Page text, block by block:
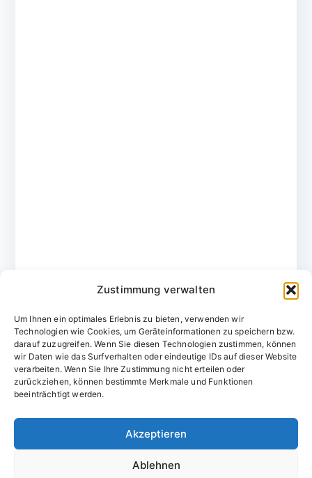
Zustimmung verwalten
Um Ihnen ein optimales Erlebnis zu bieten, verwenden wir
Technologien wie Cookies, um Geräteinformationen zu speichern bzw.
darauf zuzugreifen. Wenn Sie diesen Technologien zustimmen, können
wir Daten wie das Surfverhalten oder eindeutige IDs auf dieser Website
verarbeiten. Wenn Sie Ihre Zustimmung nicht erteilen oder
zurückziehen, können bestimmte Merkmale und Funktionen
beeinträchtigt werden.
Akzeptieren
Ablehnen
Domainvergabestelle.de